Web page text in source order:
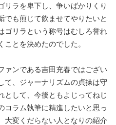
リラを卑下し、争いばかりくり
でも煎じて飲ませてやりたいと
ゴリラという称号はむしろ誉れ
とを決めたのでした。
ンである吉田充春ではござい
て、ジャーナリズムの貞操は守
として、今後ともよじってねじ
コラム執筆に精進したいと思っ
大変くだらない人となりの紹介